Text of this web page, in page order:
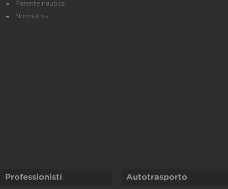
Patente nautica
Normativa
Professionisti Autotrasporto